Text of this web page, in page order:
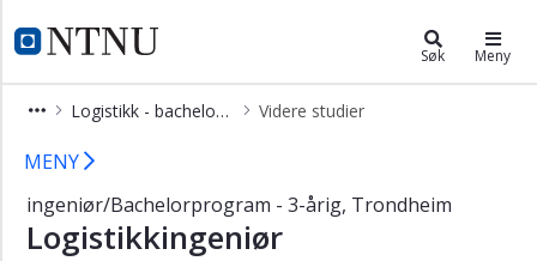
NTNU Hjemmeside
Logistikk - bachelor i ingeniørfag
Søk Meny
Logistikk - bachelor i ingeniørfag Videre studier
Videre studier - logistikkingeniør -
×
meny
MENY
ingeniør/Bachelorprogram - 3-årig, Trondheim
Logistikkingeniør